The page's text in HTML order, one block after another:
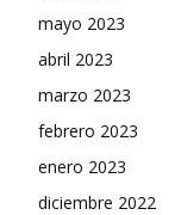
mayo 2023
abril 2023
marzo 2023
febrero 2023
enero 2023
diciembre 2022